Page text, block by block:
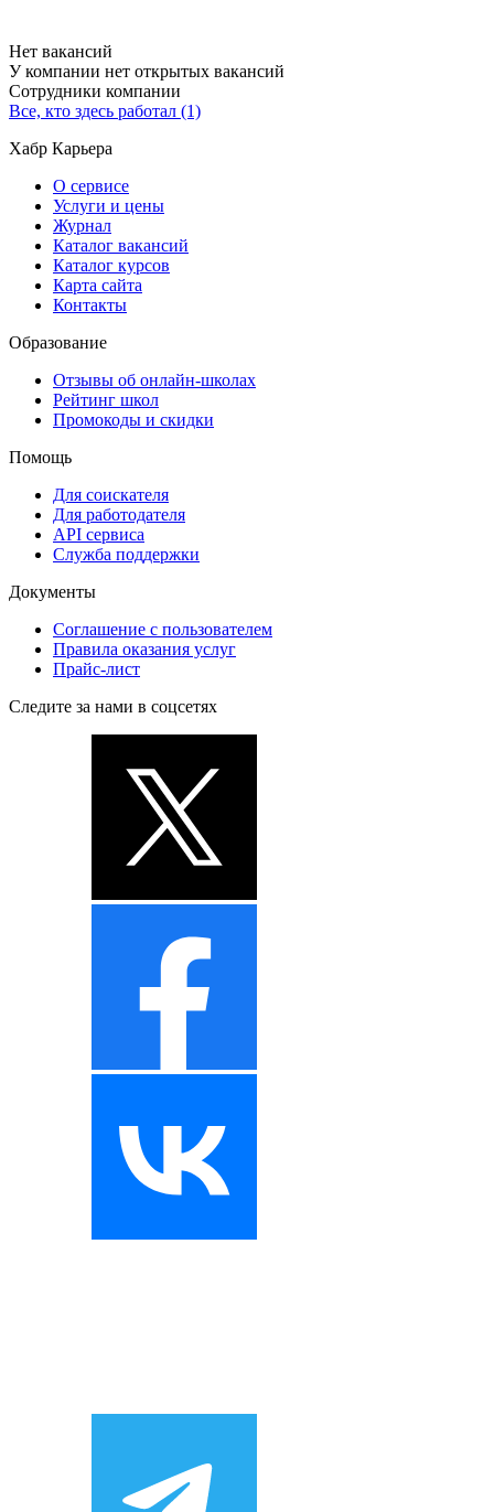
Нет вакансий
У компании нет открытых вакансий
Сотрудники компании
Все, кто здесь работал (1)
Хабр Карьера
О сервисе
Услуги и цены
Журнал
Каталог вакансий
Каталог курсов
Карта сайта
Контакты
Образование
Отзывы об онлайн-школах
Рейтинг школ
Промокоды и скидки
Помощь
Для соискателя
Для работодателя
API сервиса
Служба поддержки
Документы
Соглашение с пользователем
Правила оказания услуг
Прайс-лист
Следите за нами в соцсетях